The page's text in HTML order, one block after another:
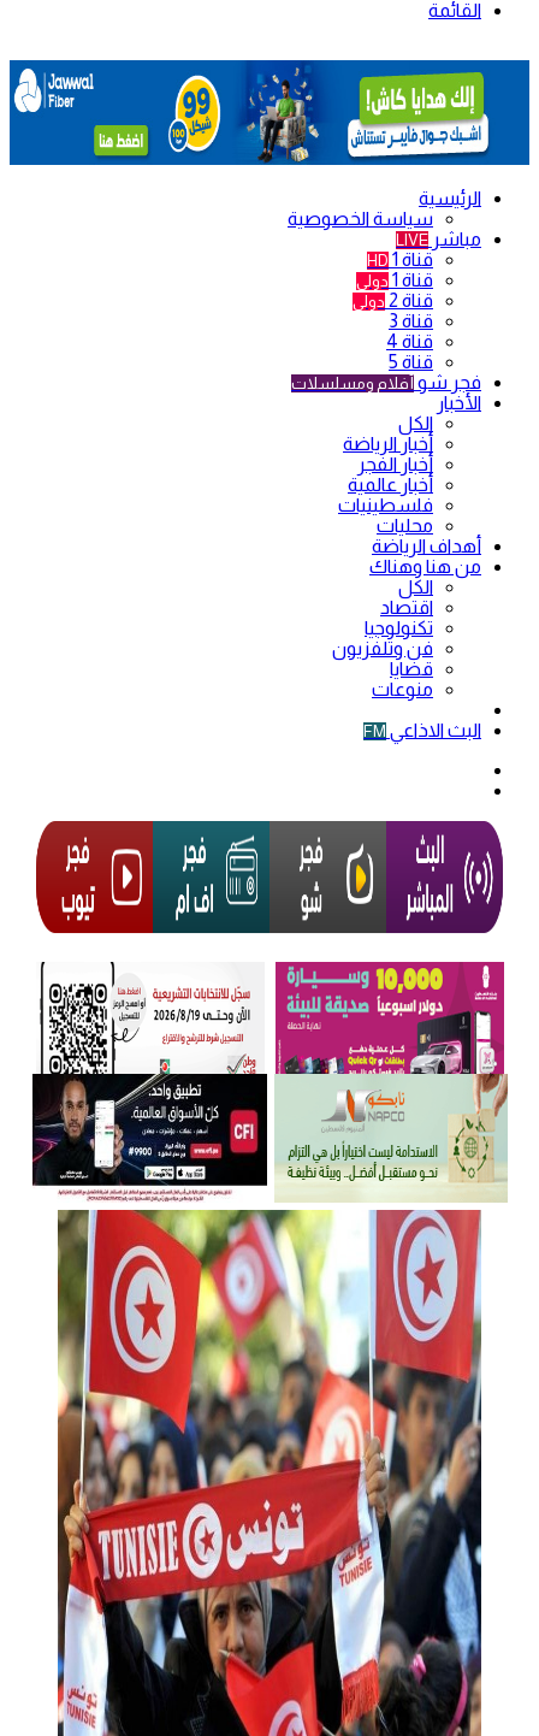
القائمة
الرئيسية
سياسة الخصوصية
مباشر LIVE
قناة 1 HD
قناة 1 دولي
قناة 2 دولي
قناة 3
قناة 4
قناة 5
فجر شو أفلام ومسلسلات
الأخبار
الكل
أخبار الرياضة
أخبار الفجر
أخبار عالمية
فلسطينيات
محليات
أهداف الرياضة
من هنا وهناك
الكل
اقتصاد
تكنولوجيا
فن وتلفزيون
قضايا
منوعات
البث الاذاعي FM